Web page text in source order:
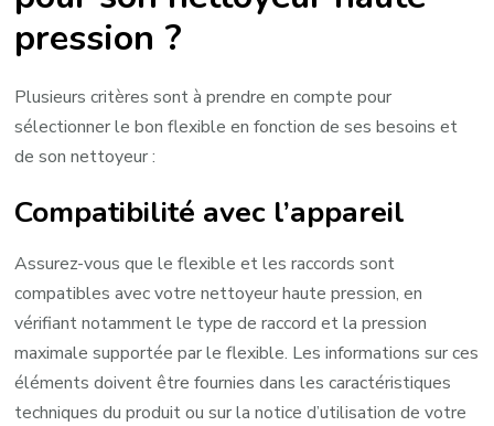
pression ?
Plusieurs critères sont à prendre en compte pour
sélectionner le bon flexible en fonction de ses besoins et
de son nettoyeur :
Compatibilité avec l’appareil
Assurez-vous que le flexible et les raccords sont
compatibles avec votre nettoyeur haute pression, en
vérifiant notamment le type de raccord et la pression
maximale supportée par le flexible. Les informations sur ces
éléments doivent être fournies dans les caractéristiques
techniques du produit ou sur la notice d’utilisation de votre